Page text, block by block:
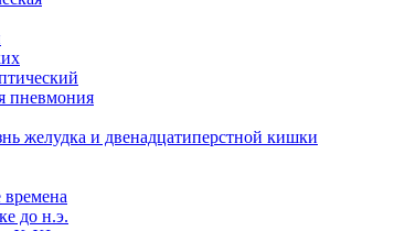
пневмония
желудка и двенадцатиперстной кишки
времена
до н.э.